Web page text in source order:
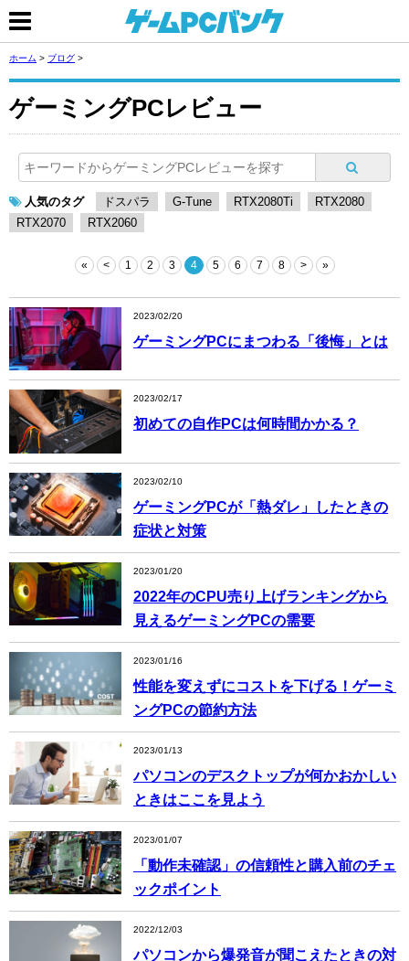
ホーム > ブログ >
ゲーミングPCレビュー
人気のタグ ドスパラ G-Tune RTX2080Ti
RTX2080
RTX2070
RTX2060
« < 1 2 3 4 5 6 7 8 > »
2023/02/20
ゲーミングPCにまつわる「後悔」とは
2023/02/17
初めての自作PCは何時間かかる？
2023/02/10
ゲーミングPCが「熱ダレ」したときの
症状と対策
2023/01/20
2022年のCPU売り上げランキングから
見えるゲーミングPCの需要
2023/01/16
性能を変えずにコストを下げる！ゲーミ
ングPCの節約方法
2023/01/13
パソコンのデスクトップが何かおかしい
ときはここを見よう
2023/01/07
「動作未確認」の信頼性と購入前のチェ
ックポイント
2022/12/03
パソコンから爆発音が聞こえたときの対